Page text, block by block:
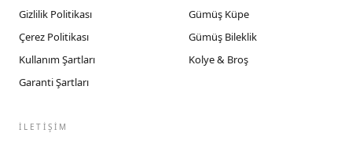
Gizlilik Politikası
Çerez Politikası
Kullanım Şartları
Garanti Şartları
Gümüş Küpe
Gümüş Bileklik
Kolye & Broş
İLETIŞIM